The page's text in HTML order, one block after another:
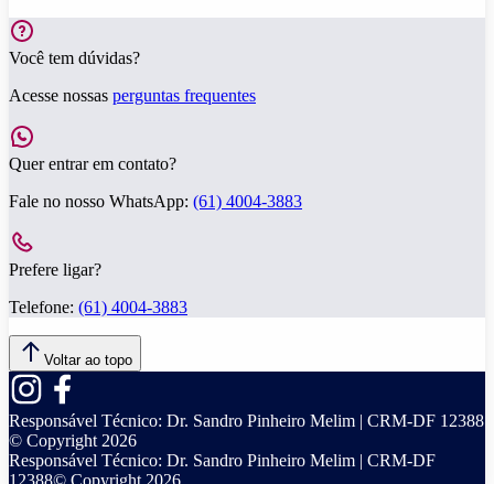
Você tem dúvidas?
Acesse nossas perguntas frequentes
Quer entrar em contato?
Fale no nosso WhatsApp: (61) 4004-3883
Prefere ligar?
Telefone: (61) 4004-3883
Voltar ao topo
Responsável Técnico: Dr. Sandro Pinheiro Melim | CRM-DF 12388
© Copyright 2026
Responsável Técnico: Dr. Sandro Pinheiro Melim | CRM-DF
12388© Copyright 2026